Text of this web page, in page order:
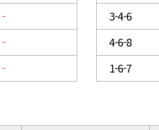
-
-
-
3-4-6
4-6-8
1-6-7